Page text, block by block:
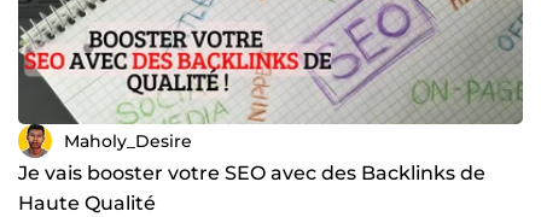
Maholy_Desire
Je vais booster votre SEO avec des Backlinks de
Haute Qualité